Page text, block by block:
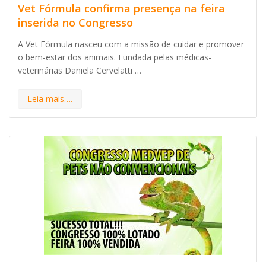
Vet Fórmula confirma presença na feira
inserida no Congresso
A Vet Fórmula nasceu com a missão de cuidar e promover
o bem-estar dos animais. Fundada pelas médicas-
veterinárias Daniela Cervelatti …
Leia mais….